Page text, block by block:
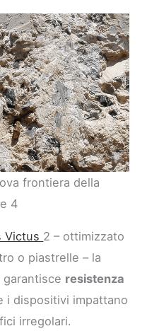
frontiera della
4
Victus 2 – ottimizzato
o piastrelle – la
resistenza
i dispositivi impattano
irregolari.